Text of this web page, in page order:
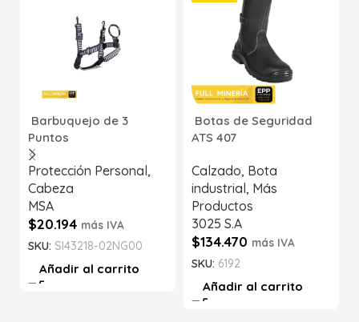
Barbuquejo de 3
Puntos
Protección Personal,
Cabeza
MSA
$20.194 más IVA
SKU: SI43218-02NG00
Añadir al carrito
Botas de Seguridad
ATS 407
Calzado, Bota
industrial, Más
Productos
3025 S.A
$134.470 más IVA
SKU: 6192
Añadir al carrito